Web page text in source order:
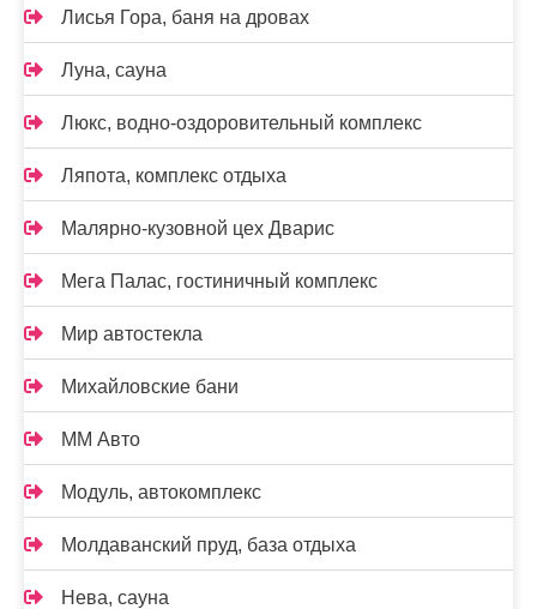
Лисья Гора, баня на дровах
Луна, сауна
Люкс, водно-оздоровительный комплекс
Ляпота, комплекс отдыха
Малярно-кузовной цех Дварис
Мега Палас, гостиничный комплекс
Мир автостекла
Михайловские бани
ММ Авто
Модуль, автокомплекс
Молдаванский пруд, база отдыха
Нева, сауна